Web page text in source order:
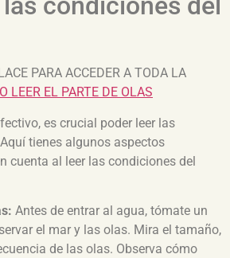
PARA ACCEDER A TODA LA
LEER EL PARTE DE OLAS
es crucial poder leer las
tienes algunos aspectos
cuenta al leer las condiciones del
Antes de entrar al agua, tómate un
el mar y las olas. Mira el tamaño,
de las olas. Observa cómo